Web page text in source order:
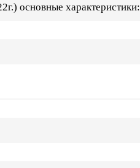
основные характеристики: